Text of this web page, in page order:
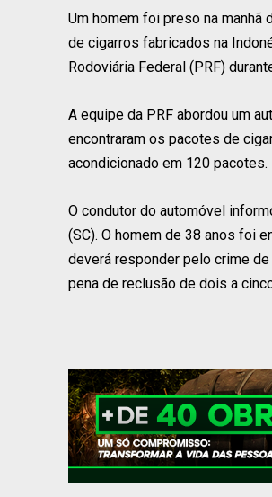
Um homem foi preso na
de cigarros fabricados na
Rodoviária Federal (PRF)
A equipe da PRF abordou um
encontraram os pacotes de
acondicionado em 120 pacotes.
O condutor do automóvel
(SC). O homem de 38 anos foi
deverá responder pelo crime
pena de reclusão de dois a